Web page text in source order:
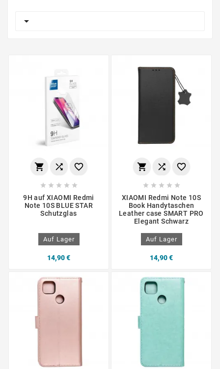

  
    
9H auf XIAOMI Redmi
Note 10S BLUE STAR
Schutzglas
Auf Lager
14,90 €
  
    
XIAOMI Redmi Note 10S
Book Handytaschen
Leather case SMART PRO
Elegant Schwarz
Auf Lager
14,90 €